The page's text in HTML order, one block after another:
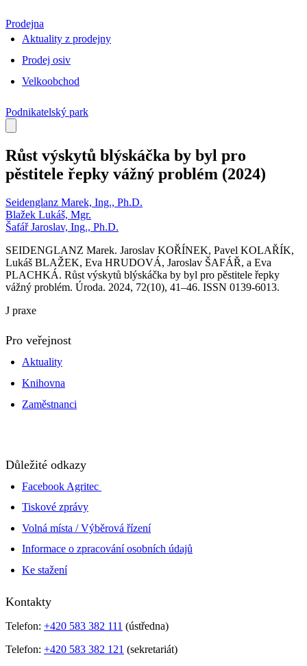
Prodejna
Aktuality z prodejny
Prodej osiv
Velkoobchod
Podnikatelský park
Růst výskytů blýskáčka by byl pro
pěstitele řepky vážný problém (2024)
Seidenglanz Marek, Ing., Ph.D.
Blažek Lukáš, Mgr.
Šafář Jaroslav, Ing., Ph.D.
SEIDENGLANZ Marek. Jaroslav KOŘÍNEK, Pavel KOLAŘÍK,
Lukáš BLAŽEK, Eva HRUDOVÁ, Jaroslav ŠAFÁŘ, a Eva
PLACHKÁ. Růst výskytů blýskáčka by byl pro pěstitele řepky
vážný problém. Úroda. 2024, 72(10), 41–46. ISSN 0139-6013.
J praxe
Pro veřejnost
Aktuality
Knihovna
Zaměstnanci
Důležité odkazy
Facebook Agritec
Tiskové zprávy
Volná místa / Výběrová řízení
Informace o zpracování osobních údajů
Ke stažení
Kontakty
Telefon: +420 583 382 111 (ústředna)
Telefon: +420 583 382 121 (sekretariát)